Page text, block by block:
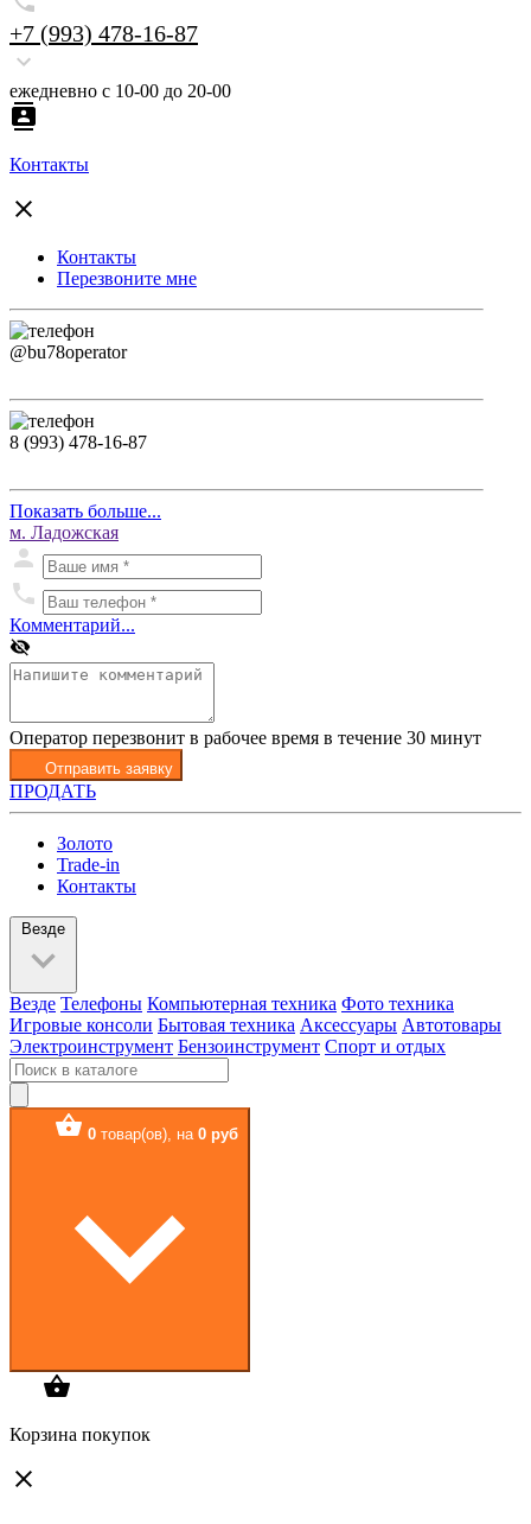
+7 (993) 478-16-87
ежедневно с 10-00 до 20-00
Контакты
Контакты
Перезвоните мне
@bu78operator
8 (993) 478-16-87
Показать больше...
м. Ладожская
Комментарий...
Оператор перезвонит в рабочее время в течение 30 минут
Отправить заявку
ПРОДАТЬ
Золото
Trade-in
Контакты
Везде
Везде Телефоны Компьютерная техника Фото техника
Игровые консоли Бытовая техника Аксессуары Автотовары
Электроинструмент Бензоинструмент Спорт и отдых
0 товар(ов), на 0 руб
Корзина покупок